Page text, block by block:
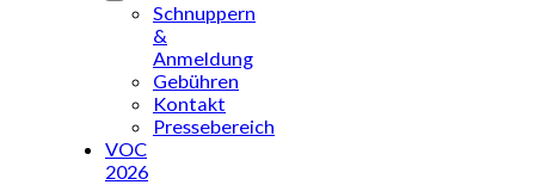
Schnuppern
&
Anmeldung
Gebühren
Kontakt
Pressebereich
VOC
2026